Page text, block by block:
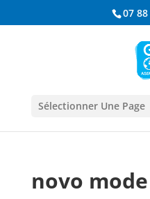
07
Sélectionner Une Page
novo